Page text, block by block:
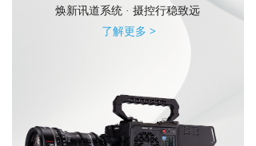
焕新讯道系统 · 摄控行稳致远
了解更多 >